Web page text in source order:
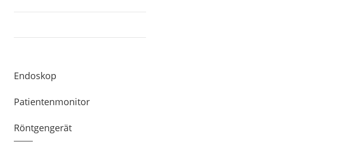
Endoskop
Patientenmonitor
Röntgengerät